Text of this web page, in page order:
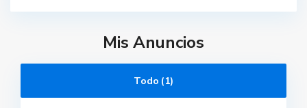
Mis Anuncios
Todo (1)